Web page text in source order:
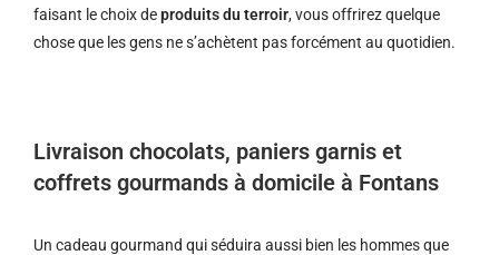
faisant le choix deproduits du terroir, vous offrirez quelque
chose que les gens ne s’achètent pas forcément au quotidien.
Livraison chocolats, paniers garnis et
coffrets gourmands à domicile à Fontans
Un cadeau gourmand qui séduira aussi bien les hommes que